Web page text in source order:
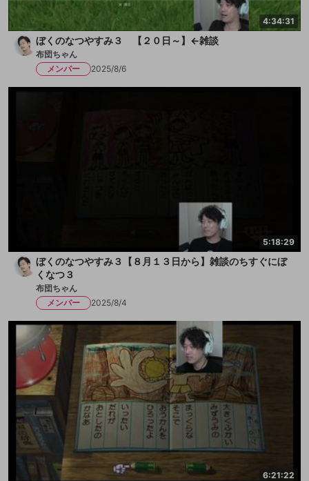
4:34:31
ぼくのなつやすみ３ 【２０日～】←雑談
布団ちゃん
メンバー
2025/8/6
5:18:29
ぼくのなつやすみ３【８月１３日から】雑談のちすぐにぼ
くなつ３
布団ちゃん
メンバー
2025/8/4
6:21:22